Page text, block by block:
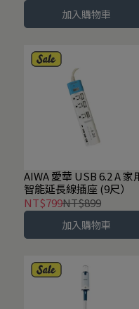
加入購物車
AIWA 愛華 USB 6.2 A 家
智能延長線插座 (9尺）
NT$799NT$899
加入購物車